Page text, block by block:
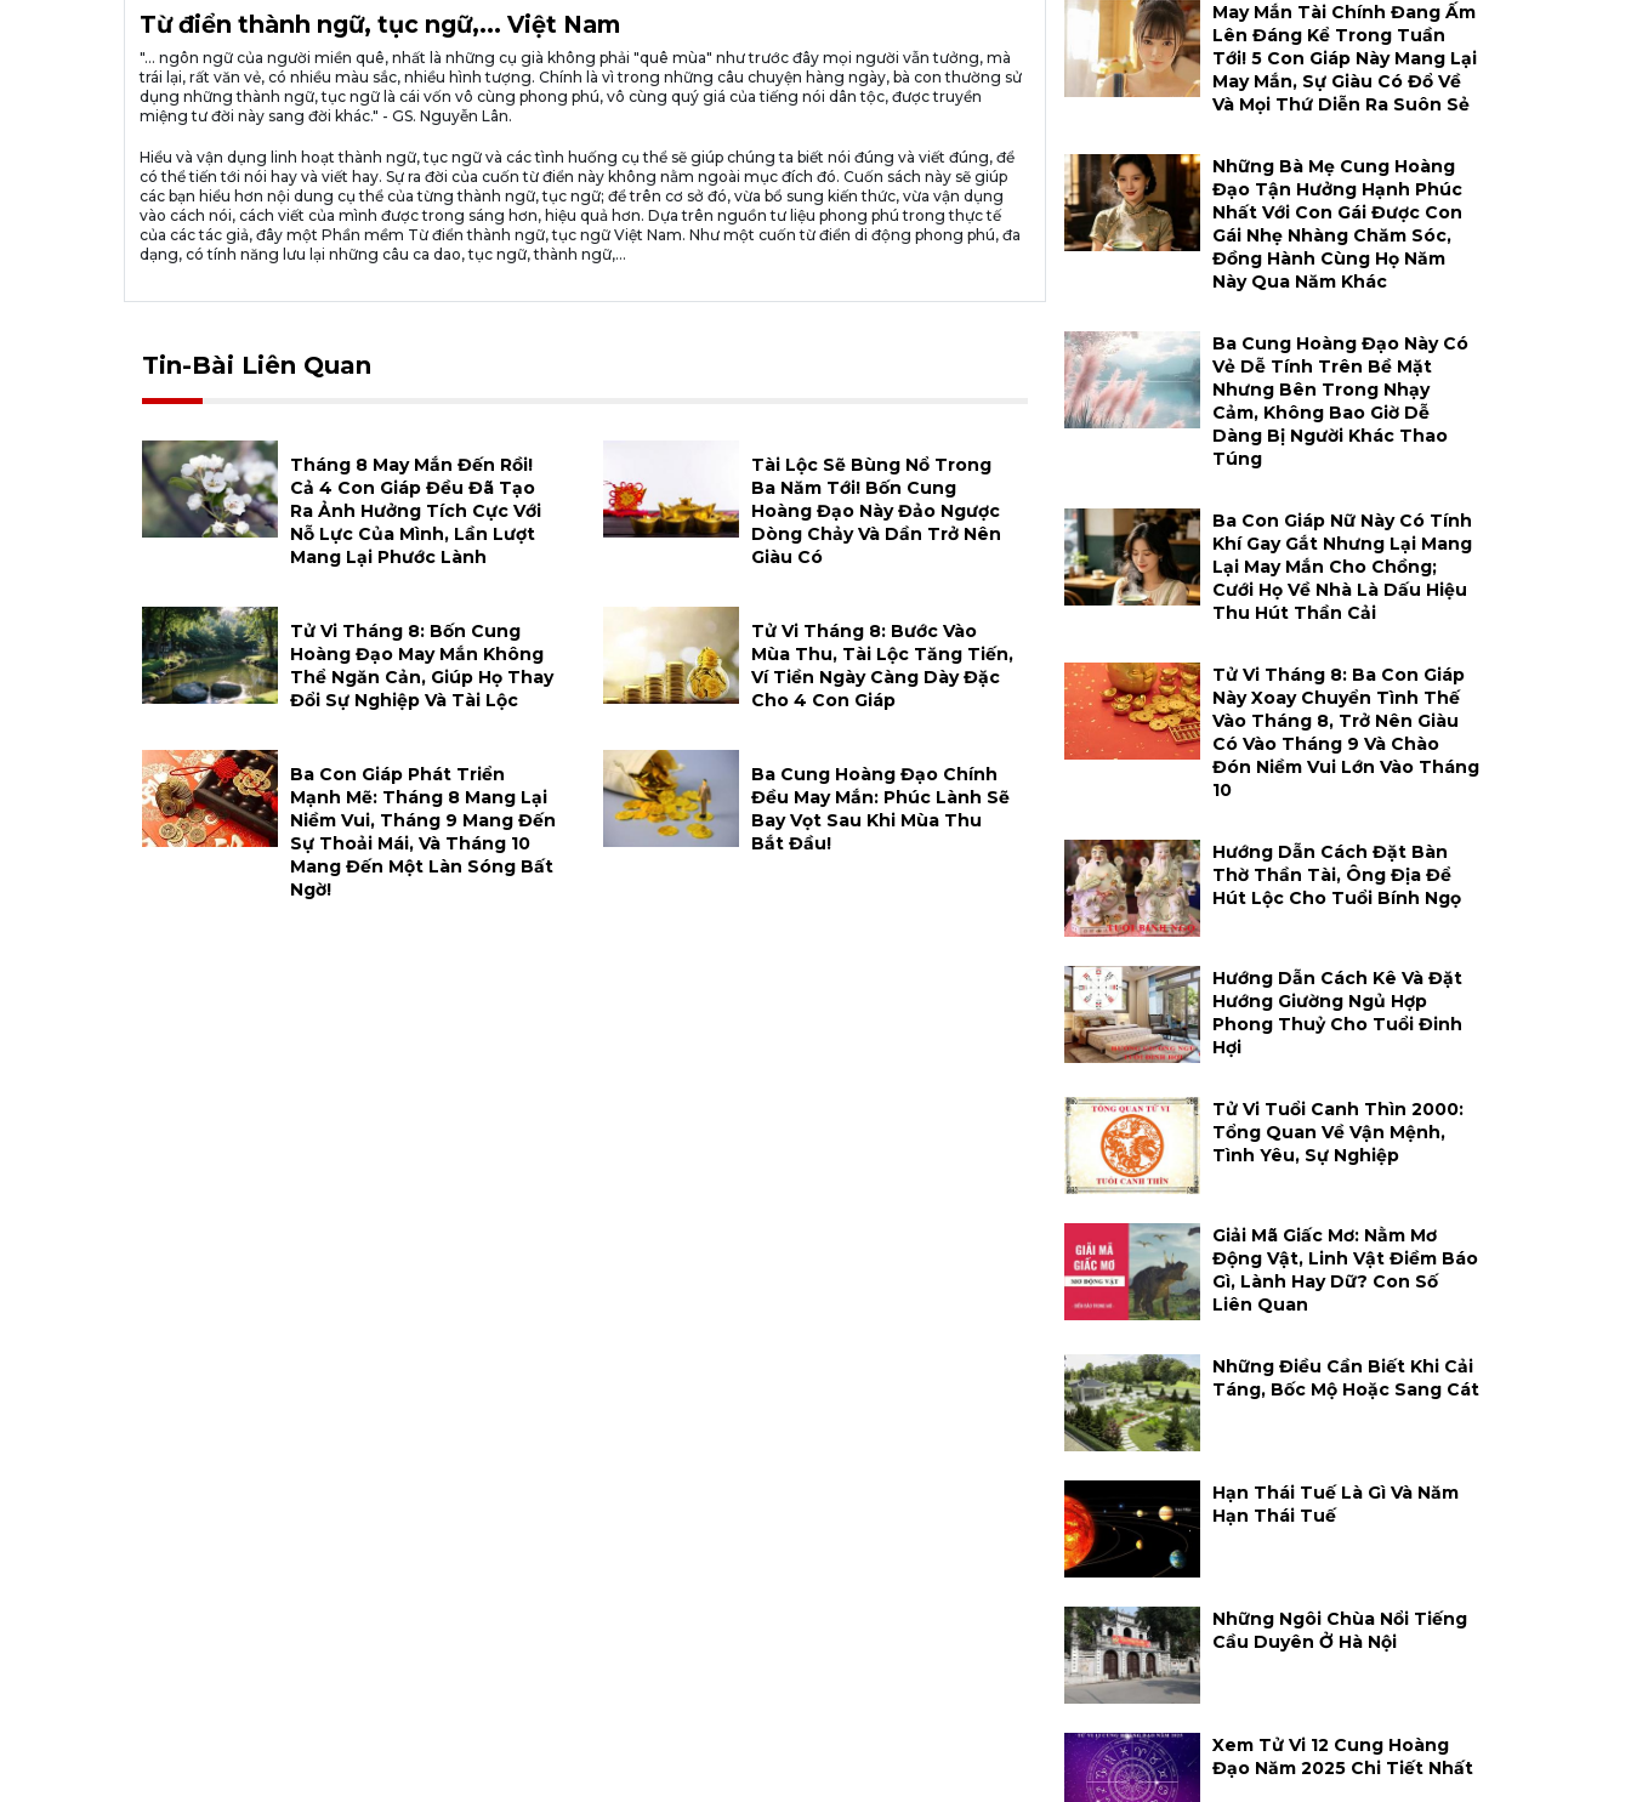
Từ điển thành ngữ, tục ngữ,... Việt Nam
"... ngôn ngữ của người miền quê, nhất là những cụ già không phải "quê mùa" như trước đây mọi người vẫn tưởng, mà
trái lại, rất văn vẻ, có nhiều màu sắc, nhiều hình tượng. Chính là vì trong những câu chuyện hàng ngày, bà con thường sử
dụng những thành ngữ, tục ngữ là cái vốn vô cùng phong phú, vô cùng quý giá của tiếng nói dân tộc, được truyền
miệng tư đời này sang đời khác." - GS. Nguyễn Lân.
Hiểu và vận dụng linh hoạt thành ngữ, tục ngữ và các tình huống cụ thể sẽ giúp chúng ta biết nói đúng và viết đúng, để
có thể tiến tới nói hay và viết hay. Sự ra đời của cuốn từ điển này không nằm ngoài mục đích đó. Cuốn sách này sẽ giúp
các bạn hiểu hơn nội dung cụ thể của từng thành ngữ, tục ngữ; để trên cơ sở đó, vừa bổ sung kiến thức, vừa vận dụng
vào cách nói, cách viết của mình được trong sáng hơn, hiệu quả hơn. Dựa trên nguồn tư liệu phong phú trong thực tế
của các tác giả, đây một Phần mềm Từ điển thành ngữ, tục ngữ Việt Nam. Như một cuốn từ điển di động phong phú, đa
dạng, có tính năng lưu lại những câu ca dao, tục ngữ, thành ngữ,...
Tin-Bài Liên Quan
Tháng 8 May Mắn Đến Rồi!
Cả 4 Con Giáp Đều Đã Tạo
Ra Ảnh Hưởng Tích Cực Với
Nỗ Lực Của Mình, Lần Lượt
Mang Lại Phước Lành
Tử Vi Tháng 8: Bốn Cung
Hoàng Đạo May Mắn Không
Thể Ngăn Cản, Giúp Họ Thay
Đổi Sự Nghiệp Và Tài Lộc
Ba Con Giáp Phát Triển
Mạnh Mẽ: Tháng 8 Mang Lại
Niềm Vui, Tháng 9 Mang Đến
Sự Thoải Mái, Và Tháng 10
Mang Đến Một Làn Sóng Bất
Ngờ!
Tài Lộc Sẽ Bùng Nổ Trong
Ba Năm Tới! Bốn Cung
Hoàng Đạo Này Đảo Ngược
Dòng Chảy Và Dần Trở Nên
Giàu Có
Tử Vi Tháng 8: Bước Vào
Mùa Thu, Tài Lộc Tăng Tiến,
Ví Tiền Ngày Càng Dày Đặc
Cho 4 Con Giáp
Ba Cung Hoàng Đạo Chính
Đều May Mắn: Phúc Lành Sẽ
Bay Vọt Sau Khi Mùa Thu
Bắt Đầu!
May Mắn Tài Chính Đang Ấm
Lên Đáng Kể Trong Tuần
Tới! 5 Con Giáp Này Mang Lại
May Mắn, Sự Giàu Có Đổ Về
Và Mọi Thứ Diễn Ra Suôn Sẻ
Những Bà Mẹ Cung Hoàng
Đạo Tận Hưởng Hạnh Phúc
Nhất Với Con Gái Được Con
Gái Nhẹ Nhàng Chăm Sóc,
Đồng Hành Cùng Họ Năm
Này Qua Năm Khác
Ba Cung Hoàng Đạo Này Có
Vẻ Dễ Tính Trên Bề Mặt
Nhưng Bên Trong Nhạy
Cảm, Không Bao Giờ Dễ
Dàng Bị Người Khác Thao
Túng
Ba Con Giáp Nữ Này Có Tính
Khí Gay Gắt Nhưng Lại Mang
Lại May Mắn Cho Chồng;
Cưới Họ Về Nhà Là Dấu Hiệu
Thu Hút Thần Cải
Tử Vi Tháng 8: Ba Con Giáp
Này Xoay Chuyển Tình Thế
Vào Tháng 8, Trở Nên Giàu
Có Vào Tháng 9 Và Chào
Đón Niềm Vui Lớn Vào Tháng
10
Hướng Dẫn Cách Đặt Bàn
Thờ Thần Tài, Ông Địa Để
Hút Lộc Cho Tuổi Bính Ngọ
Hướng Dẫn Cách Kê Và Đặt
Hướng Giường Ngủ Hợp
Phong Thuỷ Cho Tuổi Đinh
Hợi
Tử Vi Tuổi Canh Thìn 2000:
Tổng Quan Về Vận Mệnh,
Tình Yêu, Sự Nghiệp
Giải Mã Giấc Mơ: Nằm Mơ
Động Vật, Linh Vật Điềm Báo
Gì, Lành Hay Dữ? Con Số
Liên Quan
Những Điều Cần Biết Khi Cải
Táng, Bốc Mộ Hoặc Sang Cát
Hạn Thái Tuế Là Gì Và Năm
Hạn Thái Tuế
Những Ngôi Chùa Nổi Tiếng
Cầu Duyên Ở Hà Nội
Xem Tử Vi 12 Cung Hoàng
Đạo Năm 2025 Chi Tiết Nhất